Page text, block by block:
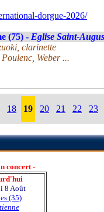
dorgue-2026/
(75) - Eglise Saint-
clarinette
Weber ...
18 19 20 21 22 23
concert -
8 Août
(35)